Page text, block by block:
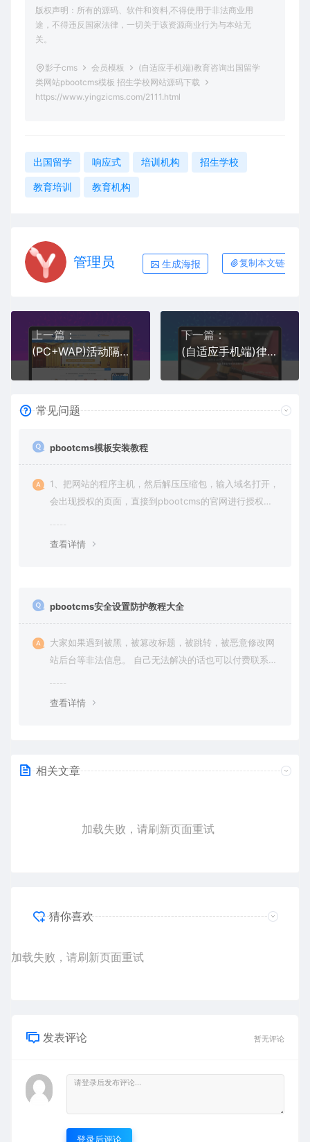
版权声明：所有的源码、软件和资料,不得使用于非法商业用
途，不得违反国家法律，一切关于该资源商业行为与本站无
关。
影子cms 会员模板
(自适应手机端)教育咨询出国留学
类网站pbootcms模板 招生学校网站源码下载
https://www.yingzicms.com/2111.html
出国留学 响应式 培训机构 招生学校
教育培训 教育机构
管理员 生成海报 复制本文链接
上一篇：
(PC+WAP)活动隔断装修装饰类网站pbootcms模板 蓝色低碳环保隔断板网站源码下载
下一篇：
(自适应手机端)律师事务所pbootcms网站模板 响应式法律咨询网站源码下载
常见问题
pbootcms模板安装教程
1、把网站的程序主机，然后解压压缩包，输入域名打开，
会出现授权的页面，直接到pbootcms的官网进行授权
查看详情
pbootcms安全设置防护教程大全
大家如果遇到被黑，被篡改标题，被跳转，被恶意修改网
站后台等非法信息。 自己无法解决的话也可以付费联系站
查看详情
相关文章
加载失败，请刷新页面重试
猜你喜欢
加载失败，请刷新页面重试
发表评论 暂无评论
登录后评论